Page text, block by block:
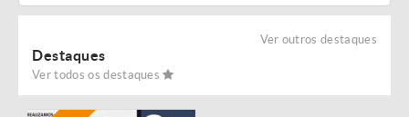
Ver outros destaques
Destaques
Ver todos os destaques